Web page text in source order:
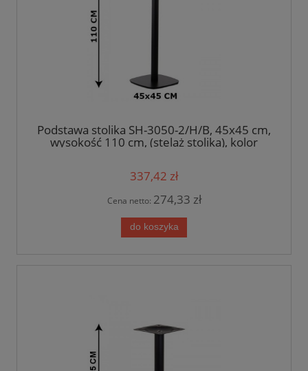
Podstawa stolika SH-3050-2/H/B, 45x45 cm,
wysokość 110 cm, (stelaż stolika), kolor
337,42 zł
Cena netto: 274,33 zł
do koszyka